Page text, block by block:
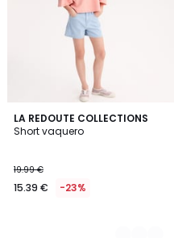
LA REDOUTE COLLECTIONS
Short vaquero
€
en
19.99 €
15.39 € -23%
2
Colores